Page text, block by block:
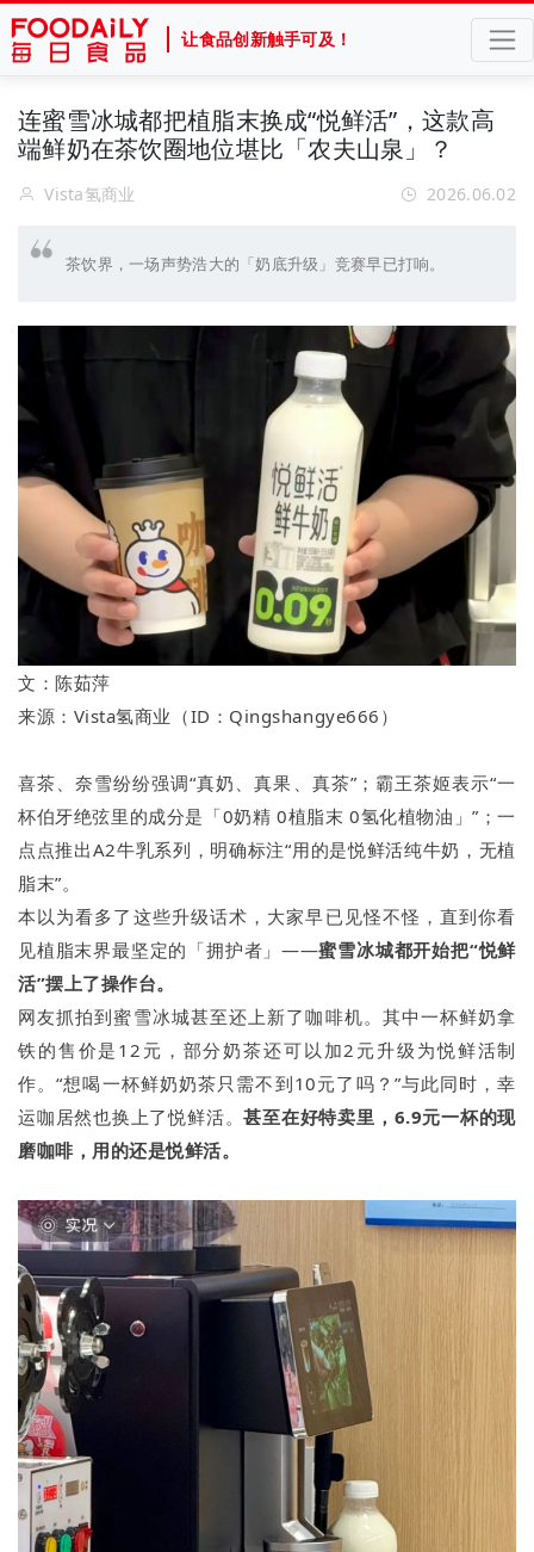
让食品创新触手可及！
连蜜雪冰城都把植脂末换成“悦鲜活”，这款高
端鲜奶在茶饮圈地位堪比「农夫山泉」？
Vista氢商业 2026.06.02
茶饮界，一场声势浩大的「奶底升级」竞赛早已打响。
文：陈茹萍
来源：Vista氢商业（ID：Qingshangye666）
喜茶、奈雪纷纷强调“真奶、真果、真茶”；霸王茶姬表示“一
杯伯牙绝弦里的成分是「0奶精 0植脂末 0氢化植物油」”；一
点点推出A2牛乳系列，明确标注“用的是悦鲜活纯牛奶，无植
脂末”。
本以为看多了这些升级话术，大家早已见怪不怪，直到你看
见植脂末界最坚定的「拥护者」——蜜雪冰城都开始把“悦鲜
活”摆上了操作台。
网友抓拍到蜜雪冰城甚至还上新了咖啡机。其中一杯鲜奶拿
铁的售价是12元，部分奶茶还可以加2元升级为悦鲜活制
作。“想喝一杯鲜奶奶茶只需不到10元了吗？”与此同时，幸
运咖居然也换上了悦鲜活。甚至在好特卖里， 6.9元一杯的现
磨咖啡，用的还是悦鲜活。